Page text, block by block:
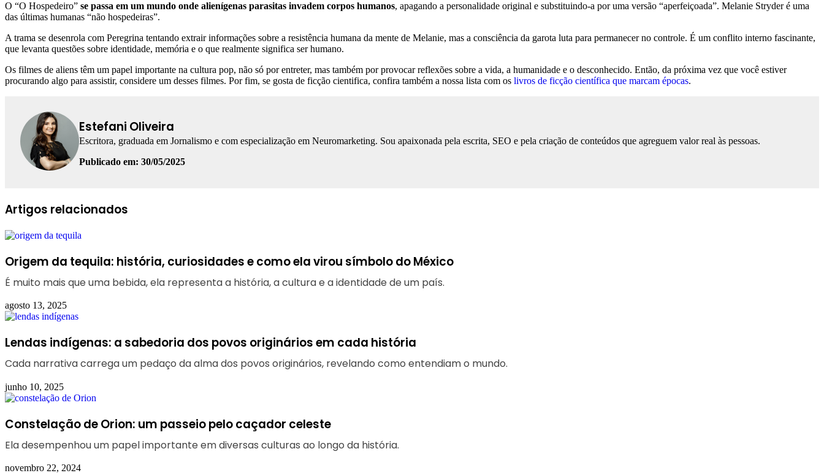
O “O Hospedeiro” se passa em um mundo onde alienígenas parasitas invadem corpos humanos, apagando a personalidade original e substituindo-a por uma versão “aperfeiçoada”. Melanie Stryder é uma
das últimas humanas “não hospedeiras”.
A trama se desenrola com Peregrina tentando extrair informações sobre a resistência humana da mente de Melanie, mas a consciência da garota luta para permanecer no controle. É um conflito interno fascinante,
que levanta questões sobre identidade, memória e o que realmente significa ser humano.
Os filmes de aliens têm um papel importante na cultura pop, não só por entreter, mas também por provocar reflexões sobre a vida, a humanidade e o desconhecido. Então, da próxima vez que você estiver
procurando algo para assistir, considere um desses filmes. Por fim, se gosta de ficção cientifica, confira também a nossa lista com os livros de ficção científica que marcam épocas.
Estefani Oliveira
Escritora, graduada em Jornalismo e com especialização em Neuromarketing. Sou apaixonada pela escrita, SEO e pela criação de conteúdos que agreguem valor real às pessoas.
Publicado em: 30/05/2025
Facebook
Linkedin
WhatsApp
Telegram
Artigos relacionados
Origem da tequila: história, curiosidades e como ela virou símbolo do México
É muito mais que uma bebida, ela representa a história, a cultura e a identidade de um país.
agosto 13, 2025
Lendas indígenas: a sabedoria dos povos originários em cada história
Cada narrativa carrega um pedaço da alma dos povos originários, revelando como entendiam o mundo.
junho 10, 2025
Constelação de Orion: um passeio pelo caçador celeste
Ela desempenhou um papel importante em diversas culturas ao longo da história.
novembro 22, 2024